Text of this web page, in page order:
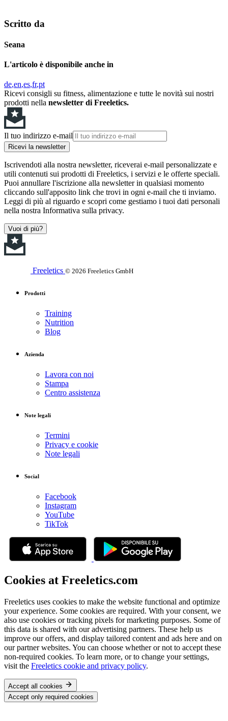
Scritto da
Seana
L'articolo è disponibile anche in
de en es fr pt
Ricevi consigli su fitness, alimentazione e tutte le novità sui nostri
prodotti nella newsletter di Freeletics.
Il tuo indirizzo e-mail
Ricevi la newsletter
Iscrivendoti alla nostra newsletter, riceverai e-mail personalizzate e
utili contenuti sui prodotti di Freeletics, i servizi e le offerte speciali.
Puoi annullare l'iscrizione alla newsletter in qualsiasi momento
cliccando sull'apposito link che trovi in ogni e-mail che ti inviamo.
Leggi di più al riguardo e scopri come gestiamo i tuoi dati personali
nella nostra Informativa sulla privacy.
Vuoi di più?
Freeletics © 2026 Freeletics GmbH
Prodotti
Training
Nutrition
Blog
Azienda
Lavora con noi
Stampa
Centro assistenza
Note legali
Termini
Privacy e cookie
Note legali
Social
Facebook
Instagram
YouTube
TikTok
Cookies at Freeletics.com
Freeletics uses cookies to make the website functional and optimize
your experience. Some cookies are required. With your consent, we
also use cookies or tracking pixels for marketing purposes. Some of
this data is shared with our advertising partners. These help us
improve our offers, and display tailored content and ads here and on
our partner websites. You can choose whether or not to accept these
non-required cookies. To learn more, or to change your settings,
visit the Freeletics cookie and privacy policy.
Accept all cookies
Accept only required cookies